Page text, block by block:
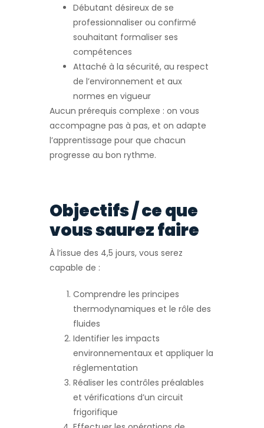
Débutant désireux de se
professionnaliser ou confirmé
souhaitant formaliser ses
compétences
Attaché à la sécurité, au respect
de l’environnement et aux
normes en vigueur
Aucun prérequis complexe : on vous
accompagne pas à pas, et on adapte
l’apprentissage pour que chacun
progresse au bon rythme.
Objectifs / ce que
vous saurez faire
À l’issue des 4,5 jours, vous serez
capable de :
Comprendre les principes
thermodynamiques et le rôle des
fluides
Identifier les impacts
environnementaux et appliquer la
réglementation
Réaliser les contrôles préalables
et vérifications d’un circuit
frigorifique